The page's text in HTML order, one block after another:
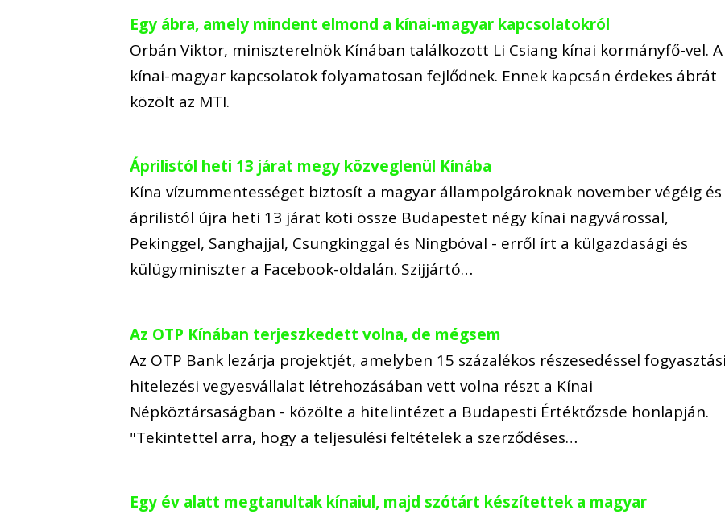
Egy ábra, amely mindent elmond a kínai-magyar kapcsolatokról
Orbán Viktor, miniszterelnök Kínában találkozott Li Csiang kínai kormányfő-vel. A
kínai-magyar kapcsolatok folyamatosan fejlődnek. Ennek kapcsán érdekes ábrát
közölt az MTI.
Áprilistól heti 13 járat megy közveglenül Kínába
Kína vízummentességet biztosít a magyar állampolgároknak november végéig és
áprilistól újra heti 13 járat köti össze Budapestet négy kínai nagyvárossal,
Pekinggel, Sanghajjal, Csungkinggal és Ningbóval - erről írt a külgazdasági és
külügyminiszter a Facebook-oldalán. Szijjártó…
Az OTP Kínában terjeszkedett volna, de mégsem
Az OTP Bank lezárja projektjét, amelyben 15 százalékos részesedéssel fogyasztási
hitelezési vegyesvállalat létrehozásában vett volna részt a Kínai
Népköztársaságban - közölte a hitelintézet a Budapesti Értéktőzsde honlapján.
"Tekintettel arra, hogy a teljesülési feltételek a szerződéses…
Egy év alatt megtanultak kínaiul, majd szótárt készítettek a magyar